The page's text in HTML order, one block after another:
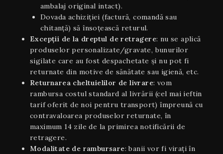
ambalaj original intact).
Dovada achiziției (factură, comandă sau
chitanță) să însoțească returul.
Excepții de la dreptul de retragere: nu se aplică
produselor personalizate/gravate, bunurilor
sigilate care au fost despachetate și nu pot fi
returnate din motive de sănătate sau igienă, etc.
Returnarea cheltuielilor de livrare: vom
rambursa costul standard al livrării (cel mai ieftin
tarif oferit de noi pentru transport) împreună cu
contravaloarea produselor returnate, în
maximum 14 zile de la primirea notificării de
retragere.
Modalitate de rambursare: banii vor fi virați în